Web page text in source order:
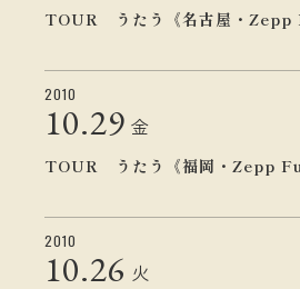
TOUR うたう《名古屋・Zepp
2010
10.29 金
TOUR うたう《福岡・Zepp
2010
10.26 火